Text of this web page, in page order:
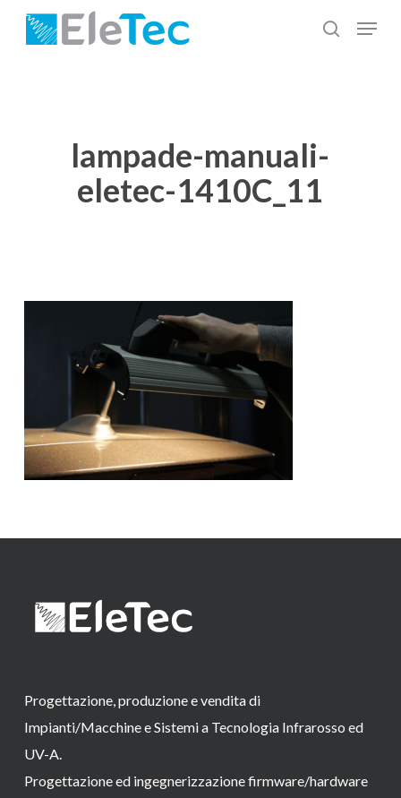
Salta
cerca
Menu
lampade-manuali-
eletec-1410C_11
Progettazione, produzione e vendita di
Impianti/Macchine e Sistemi a Tecnologia Infrarosso ed
UV-A.
Progettazione ed ingegnerizzazione firmware/hardware